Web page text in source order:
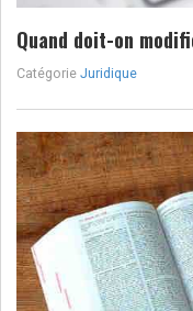
Quand doit-on
Catégorie Juridique